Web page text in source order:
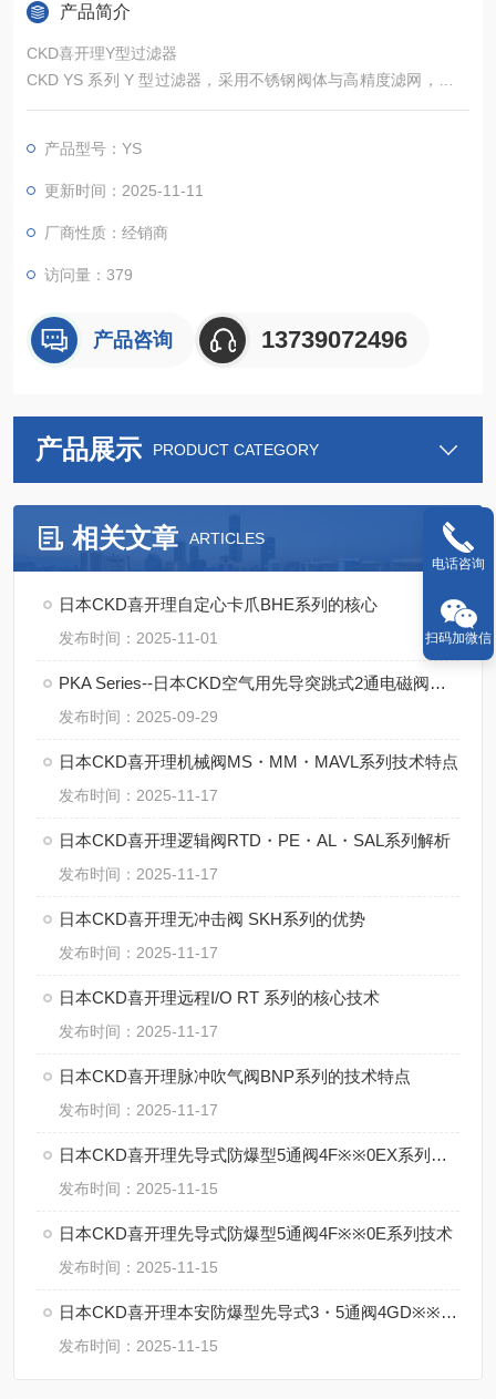
产品简介
CKD喜开理Y型过滤器
CKD YS 系列 Y 型过滤器，采用不锈钢阀体与高精度滤网，适配
水、油、气等多介质，过滤精度 10~200μm 可选，压力损失小、
游设备延长寿命。
产品型号：YS
更新时间：2025-11-11
厂商性质：经销商
访问量：379
产品咨询 13739072496
产品展示 PRODUCT CATEGORY
相关文章 ARTICLES
日本CKD喜开理自定心卡爪BHE系列的核心
发布时间：2025-11-01
PKA Series--日本CKD空气用先导突跳式2通电磁阀的操作规范
发布时间：2025-09-29
日本CKD喜开理机械阀MS・MM・MAVL系列技术特点
发布时间：2025-11-17
日本CKD喜开理逻辑阀RTD・PE・AL・SAL系列解析
发布时间：2025-11-17
日本CKD喜开理无冲击阀 SKH系列的优势
发布时间：2025-11-17
日本CKD喜开理远程I/O RT 系列的核心技术
发布时间：2025-11-17
日本CKD喜开理脉冲吹气阀BNP系列的技术特点
发布时间：2025-11-17
日本CKD喜开理先导式防爆型5通阀4F※※0EX系列的特点
发布时间：2025-11-15
日本CKD喜开理先导式防爆型5通阀4F※※0E系列技术
发布时间：2025-11-15
日本CKD喜开理本安防爆型先导式3・5通阀4GD※※0EX・4GE※※0EX系特点
发布时间：2025-11-15
电话咨询
扫码加微信